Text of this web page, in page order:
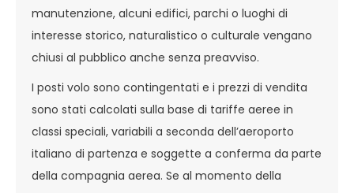
manutenzione, alcuni edifici, parchi o luoghi di
interesse storico, naturalistico o culturale vengano
chiusi al pubblico anche senza preavviso.
I posti volo sono contingentati e i prezzi di vendita
sono stati calcolati sulla base di tariffe aeree in
classi speciali, variabili a seconda dell’aeroporto
italiano di partenza e soggette a conferma da parte
della compagnia aerea. Se al momento della